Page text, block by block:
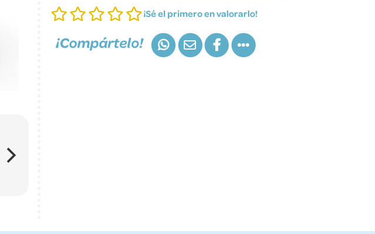
¡Sé el primero en valorarlo!
¡Compártelo!